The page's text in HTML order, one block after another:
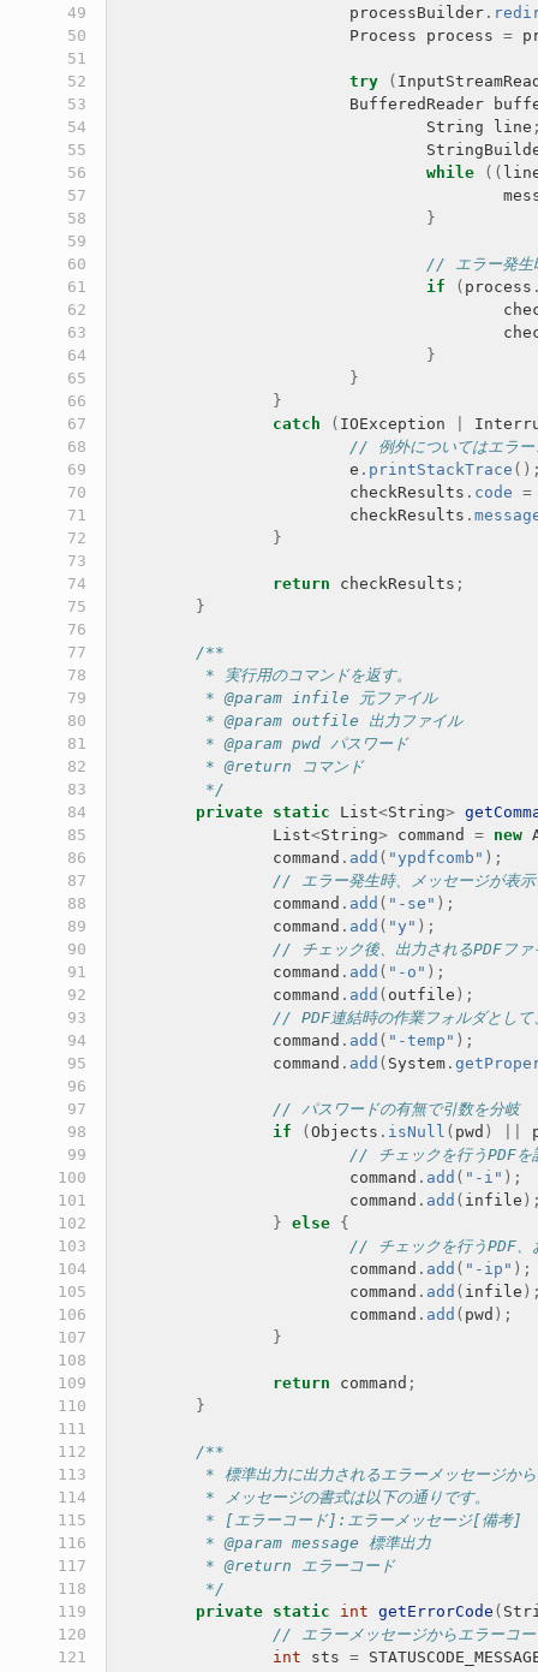
49
50
51
52
53
54
55
56
57
58
59
60
61
62
63
64
65
66
67
68
69
70
71
72
73
74
75
76
77
78
79
80
81
82
83
84
85
86
87
88
89
90
91
92
93
94
95
96
97
98
99
100
101
102
103
104
105
106
107
108
109
110
111
112
113
114
115
116
117
118
119
120
121
processBuilder .
Process
process =
try (
BufferedReader
String
line
while
((
}
// エラー発生
if
( process
}
}
}
catch
( IOException
// 例外についてはエラー
e . printStackTrace
checkResults . code =
checkResults .
}
return checkResults ;
}
/**
	 * 実行用のコマンドを返す。
	 * @param infile 元ファイル
	 * @param outfile 出力ファイル
	 * @param pwd パスワード
	 * @return コマンド
	 */
private static List<String>
List<String> command = new
command . add ( "ypdfcomb" );
// エラー発生時、メッセージが表示
command . add ( "-se" );
command . add ( "y" );
// チェック後、出力されるPDFファ
command . add ( "-o" );
command . add ( outfile );
// PDF連結時の作業フォルダとして
command . add ( "-temp" );
command . add ( System .
// パスワードの有無で引数を分岐
if
( Objects . isNull ( pwd )
// チェックを行うPDFを
command . add ( "-i" );
command . add ( infile
} else {
// チェックを行うPDF、
command . add ( "-ip" );
command . add ( infile
command . add ( pwd );
}
return command ;
}
/**
* 標準出力に出力されるエラーメッセージか
	 * メッセージの書式は以下の通りです。
	 * [エラーコード]:エラーメッセージ[備考]
	 * @param message 標準出力
	 * @return エラーコード
	 */
private static int getErrorCode (
// エラーメッセージからエラーコー
int
sts =